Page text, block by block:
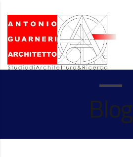
Blog